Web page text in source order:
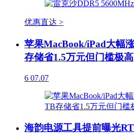
优惠直达 >
苹果MacBook/iPad大幅
存储省1.5万元但门槛极高
6 07.07
海韵电源工具提前曝光